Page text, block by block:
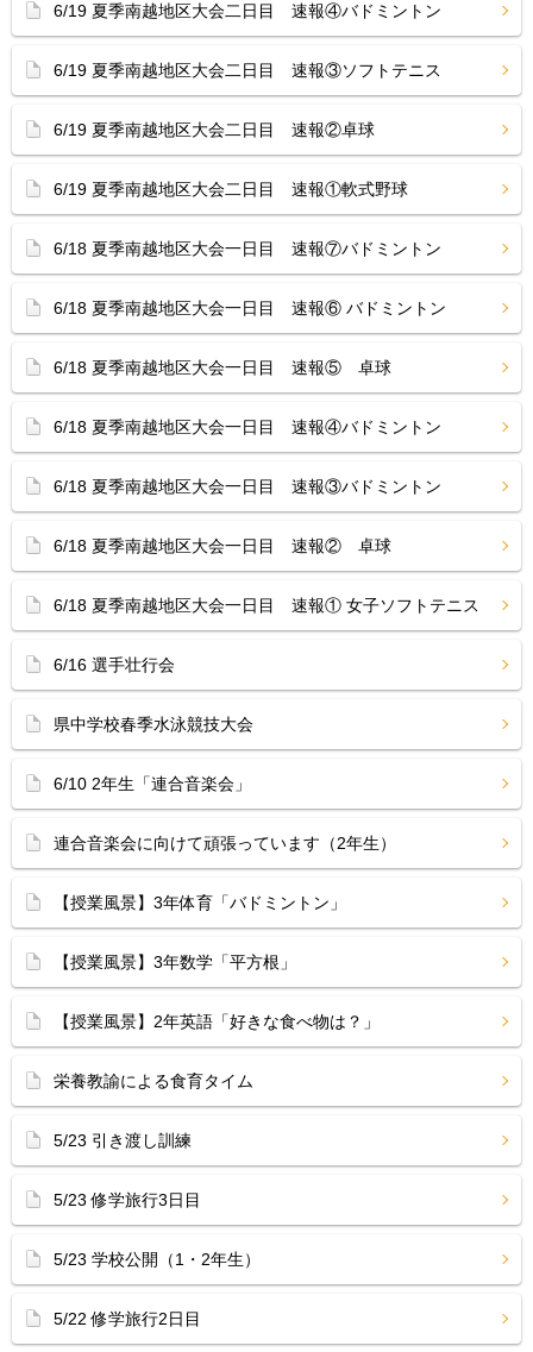
6/19 夏季南越地区大会二日目 速報④バドミントン
6/19 夏季南越地区大会二日目 速報③ソフトテニス
6/19 夏季南越地区大会二日目 速報②卓球
6/19 夏季南越地区大会二日目 速報①軟式野球
6/18 夏季南越地区大会一日目 速報⑦バドミントン
6/18 夏季南越地区大会一日目 速報⑥ バドミントン
6/18 夏季南越地区大会一日目 速報⑤ 卓球
6/18 夏季南越地区大会一日目 速報④バドミントン
6/18 夏季南越地区大会一日目 速報③バドミントン
6/18 夏季南越地区大会一日目 速報② 卓球
6/18 夏季南越地区大会一日目 速報① 女子ソフトテニス
6/16 選手壮行会
県中学校春季水泳競技大会
6/10 2年生「連合音楽会」
連合音楽会に向けて頑張っています（2年生）
【授業風景】3年体育「バドミントン」
【授業風景】3年数学「平方根」
【授業風景】2年英語「好きな食べ物は？」
栄養教諭による食育タイム
5/23 引き渡し訓練
5/23 修学旅行3日目
5/23 学校公開（1・2年生）
5/22 修学旅行2日目